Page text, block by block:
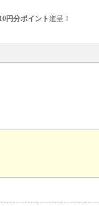
10円分ポイント進呈！